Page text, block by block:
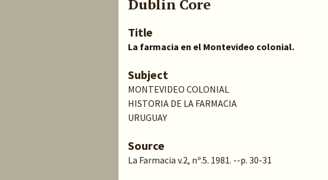
Dublin Core
Title
La farmacia en el Montevideo colonial.
Subject
MONTEVIDEO COLONIAL
HISTORIA DE LA FARMACIA
URUGUAY
Source
La Farmacia v.2, nº.5. 1981. --p. 30-31